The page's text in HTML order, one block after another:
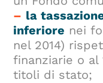
– la
inferiore nei
nel 2014)
finanziarie o al
titoli di stato;